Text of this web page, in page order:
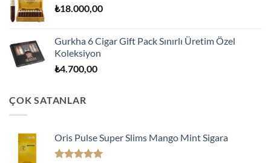
₺18.000,00
Gurkha 6 Cigar Gift Pack Sınırlı Üretim Özel
Koleksiyon
₺4.700,00
ÇOK SATANLAR
Oris Pulse Super Slims Mango Mint Sigara